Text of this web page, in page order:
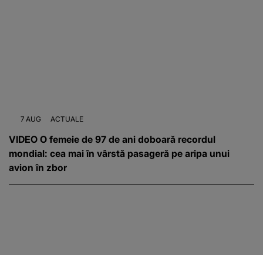
7 AUG ACTUALE
VIDEO O femeie de 97 de ani doboară recordul
mondial: cea mai în vârstă pasageră pe aripa unui
avion în zbor